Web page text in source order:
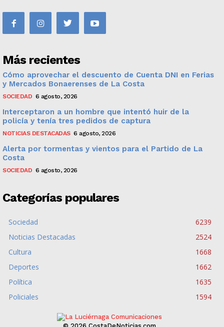
Más recientes
Cómo aprovechar el descuento de Cuenta DNI en Ferias
y Mercados Bonaerenses de La Costa
SOCIEDAD 6 agosto, 2026
Interceptaron a un hombre que intentó huir de la
policía y tenía tres pedidos de captura
NOTICIAS DESTACADAS 6 agosto, 2026
Alerta por tormentas y vientos para el Partido de La
Costa
SOCIEDAD 6 agosto, 2026
Categorías populares
Sociedad
6239
Noticias Destacadas
2524
Cultura
1668
Deportes
1662
Política
1635
Policiales
1594